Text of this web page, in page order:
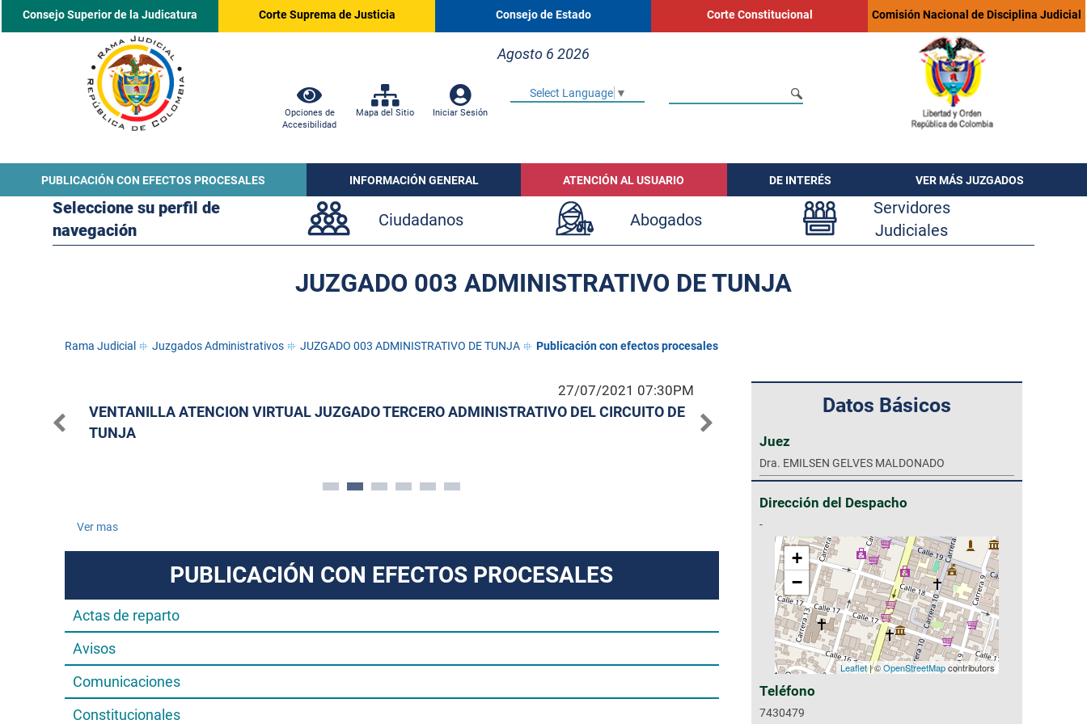
Consejo Superior de la Judicatura Corte Suprema de Justicia Consejo de Estado Corte Constitucional Comisión Nacional de Disciplina Judicial
Agosto 6 2026
Opciones de
Accesibilidad
Mapa del Sitio Iniciar Sesión
Select Language ▼
PUBLICACIÓN CON EFECTOS PROCESALES INFORMACIÓN GENERAL ATENCIÓN AL USUARIO DE INTERÉS VER MÁS JUZGADOS
Seleccione su perfil de
navegación
Ciudadanos Abogados
Servidores
Judiciales
JUZGADO 003 ADMINISTRATIVO DE TUNJA
Rama Judicial Juzgados Administrativos JUZGADO 003 ADMINISTRATIVO DE TUNJA Publicación con efectos procesales
27/07/2021 07:30PM
VENTANILLA ATENCION VIRTUAL JUZGADO TERCERO ADMINISTRATIVO DEL CIRCUITO DE
TUNJA
AVISO IMPORTANTE
Ver mas
PUBLICACIÓN CON EFECTOS PROCESALES
Actas de reparto
Avisos
Comunicaciones
Constitucionales
Datos Básicos
Juez
Dra. EMILSEN GELVES MALDONADO
Dirección del Despacho
-
+
−
Leaflet| ©OpenStreetMapcontributors
Teléfono
7430479